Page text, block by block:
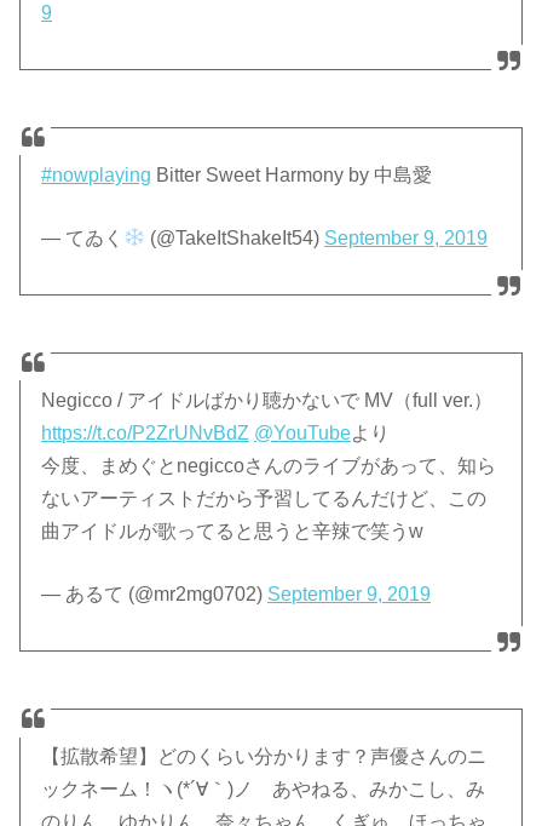
9
#nowplaying Bitter Sweet Harmony by 中島愛
— てゐく (@TakeItShakeIt54) September 9, 2019
Negicco / アイドルばかり聴かないで MV（full ver.）
https://t.co/P2ZrUNvBdZ @YouTubeより
今度、まめぐとnegiccoさんのライブがあって、知ら
ないアーティストだから予習してるんだけど、この
曲アイドルが歌ってると思うと辛辣で笑うw
— あるて (@mr2mg0702) September 9, 2019
【拡散希望】どのくらい分かります？声優さんのニ
ックネーム！ヽ(*´∀｀)ノ あやねる、みかこし、み